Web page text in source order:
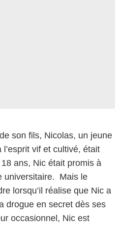
son fils, Nicolas, un jeune
vif et cultivé, était
ans, Nic était promis à
universitaire. Mais le
lorsqu’il réalise que Nic a
drogue en secret dès ses
occasionnel, Nic est